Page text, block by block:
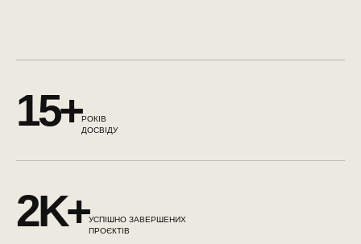
15+РОКІВ
ДОСВІДУ
2K+УСПІШНО ЗАВЕРШЕНИХ
ПРОЄКТІВ